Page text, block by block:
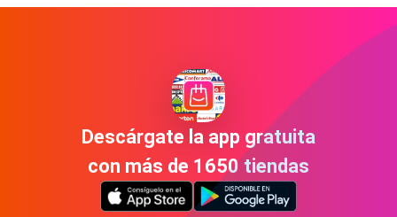
Descárgate la app gratuita
con más de 1650 tiendas